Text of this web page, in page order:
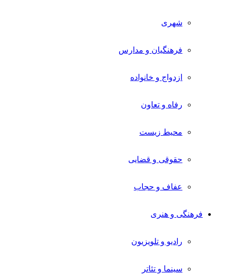
شهری
فرهنگیان و مدارس
ازدواج و خانواده
رفاه و تعاون
محیط زیست
حقوقی و قضایی
عفاف و حجاب
فرهنگی و هنری
رادیو و تلویزیون
سینما و تئاتر